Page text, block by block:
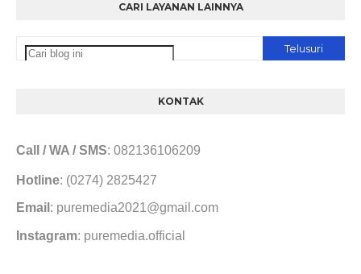
CARI LAYANAN LAINNYA
KONTAK
Call / WA / SMS: 082136106209
Hotline: (0274) 2825427
Email : puremedia2021@gmail.com
Instagram: puremedia.official